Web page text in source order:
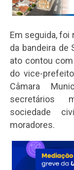
Em seguida, foi
da bandeira de
ato contou
do vice-
Câmara
secretários
sociedade
moradores.